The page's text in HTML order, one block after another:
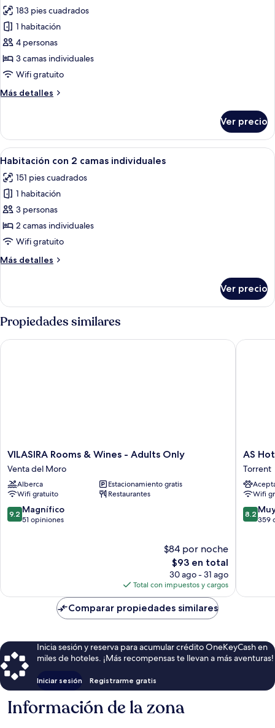
las
fotos
de
Habitación
triple
183 pies cuadrados
1 habitación
4 personas
3 camas individuales
Wifi gratuito
Más detalles
Más
triple
Ver precio
Abrir
todas
las
fotos
de
Habitación
con
camas
Una habitación de hotel con dos
6
Habitación con 2 camas individuales
151 pies cuadrados
1 habitación
3 personas
2 camas individuales
Wifi gratuito
Más detalles
Más
con
2
camas
individuales
Ver precio
Propiedades similares
VILASIRA
Rooms
&
Wines
-
Adults
Only
VILASIRA Rooms & Wines - Adults Only
Venta del Moro
Alberca
Estacionamiento gratis
Wifi gratuito
Restaurantes
9.2
de
9.2 Magnífico
51 opiniones
$84 por noche
El
precio
actual
es
de
$93
$93 en total
30 ago - 31 ago
Total con impuestos y cargos
VILASIRA Rooms & Wines - Adults Only
AS
Hoteles
Torrent
Torrent
AS
Torrent
Wifi
8.2
de
8.2
359
AS
Comparar propiedades similares
Inicia sesión y reserva para acumular crédito OneKeyCash en
miles de hoteles. ¡Más recompensas te llevan a más aventuras!
Iniciar sesión Registrarme gratis
Información de la zona